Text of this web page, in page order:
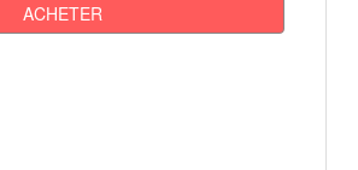
ACHETER